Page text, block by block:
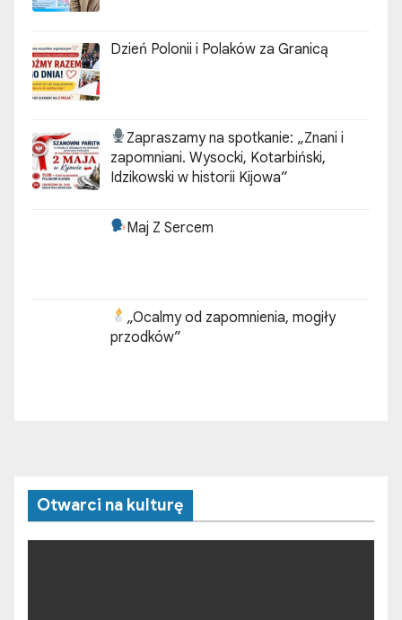
Dzień Polonii i Polaków za Granicą
Zapraszamy na spotkanie: „Znani i
zapomniani. Wysocki, Kotarbiński,
Idzikowski w historii Kijowa”
Maj Z Sercem
„Ocalmy od zapomnienia, mogiły
przodków”
Otwarci na kulturę